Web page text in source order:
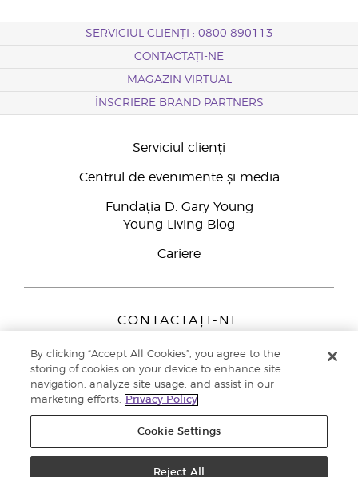
SERVICIUL CLIENȚI : 0800 890113
CONTACTAȚI-NE
MAGAZIN VIRTUAL
ÎNSCRIERE BRAND PARTNERS
Serviciul clienți
Centrul de evenimente și media
Fundația D. Gary Young
Young Living Blog
Cariere
CONTACTAȚI-NE
Peizerweg 97
9727 AJ Groningen
Netherlands
Înscriere Brand Partners0800 890113
Politica de confidențialitate
By clicking “Accept All Cookies”, you agree to the
storing of cookies on your device to enhance site
navigation, analyze site usage, and assist in our
marketing efforts.
Privacy Policy
Cookie Settings
Reject All